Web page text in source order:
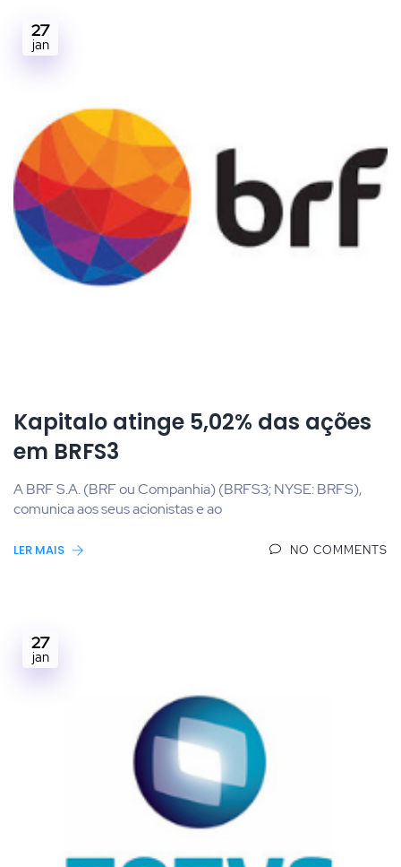
27
jan
Kapitalo atinge 5,02% das ações
em BRFS3
A BRF S.A. (BRF ou Companhia) (BRFS3; NYSE: BRFS),
comunica aos seus acionistas e ao
LER MAIS NO COMMENTS
27
jan